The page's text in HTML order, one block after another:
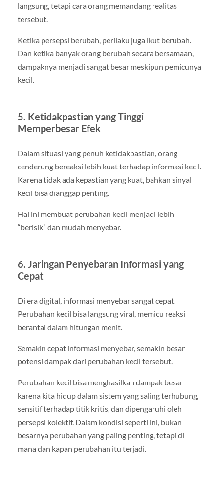
langsung, tetapi cara orang memandang realitas
tersebut.
Ketika persepsi berubah, perilaku juga ikut berubah.
Dan ketika banyak orang berubah secara bersamaan,
dampaknya menjadi sangat besar meskipun pemicunya
kecil.
5. Ketidakpastian yang Tinggi
Memperbesar Efek
Dalam situasi yang penuh ketidakpastian, orang
cenderung bereaksi lebih kuat terhadap informasi kecil.
Karena tidak ada kepastian yang kuat, bahkan sinyal
kecil bisa dianggap penting.
Hal ini membuat perubahan kecil menjadi lebih
“berisik” dan mudah menyebar.
6. Jaringan Penyebaran Informasi yang
Cepat
Di era digital, informasi menyebar sangat cepat.
Perubahan kecil bisa langsung viral, memicu reaksi
berantai dalam hitungan menit.
Semakin cepat informasi menyebar, semakin besar
potensi dampak dari perubahan kecil tersebut.
Perubahan kecil bisa menghasilkan dampak besar
karena kita hidup dalam sistem yang saling terhubung,
sensitif terhadap titik kritis, dan dipengaruhi oleh
persepsi kolektif. Dalam kondisi seperti ini, bukan
besarnya perubahan yang paling penting, tetapi di
mana dan kapan perubahan itu terjadi.